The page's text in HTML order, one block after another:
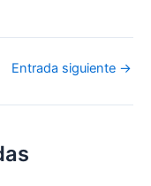
Entrada siguiente →